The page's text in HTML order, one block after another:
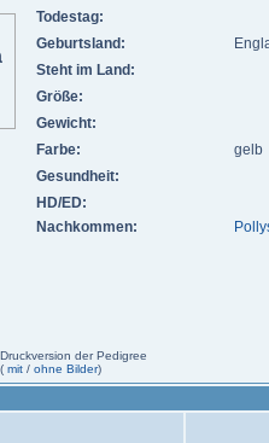
Todestag:
Geburtsland:
Steht im Land:
Größe:
Gewicht:
Farbe:
gelb
Gesundheit:
HD/ED:
Nachkommen:
Druckversion der Pedigree
( mit / ohne Bilder)